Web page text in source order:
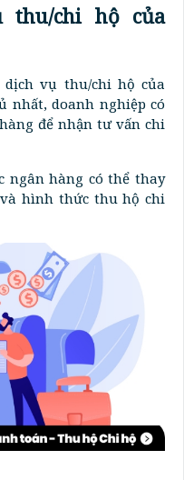
thu/chi hộ của
vụ thu/chi hộ của
nhất, doanh nghiệp có
để nhận tư vấn chi
ngân hàng có thể thay
hình thức thu hộ chi